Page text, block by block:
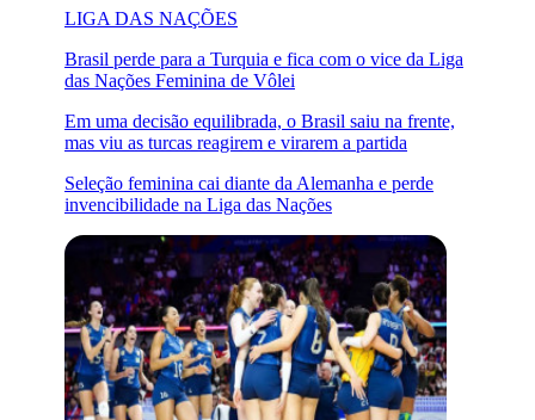
LIGA DAS NAÇÕES
Brasil perde para a Turquia e fica com o vice da Liga
das Nações Feminina de Vôlei
Em uma decisão equilibrada, o Brasil saiu na frente,
mas viu as turcas reagirem e virarem a partida
Seleção feminina cai diante da Alemanha e perde
invencibilidade na Liga das Nações